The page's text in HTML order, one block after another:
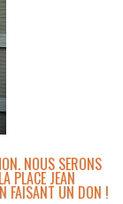
NOUS SERONS
PLACE JEAN
FAISANT UN DON !